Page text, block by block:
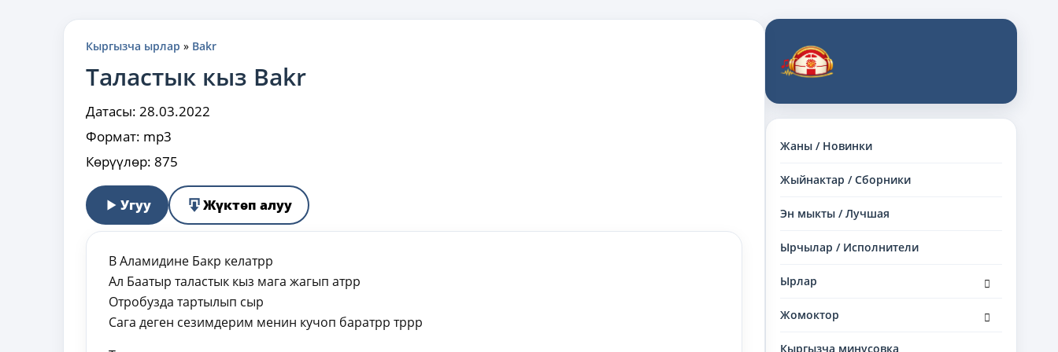
Жаны / Новинки
Жыйнактар / Сборники
Эн мыкты / Лучшая
Ырчылар / Исполнители
Ырлар
дочернее
Жомоктор
дочернее
Кыргызча минусовка
Кыргызча ырлар » Bakr
Таластык кыз Bakr
Датасы: 28.03.2022
Формат: mp3
Көрүүлөр: 875
Угуу Жүктөп алуу
В Аламидине Бакр келатрр
Ал Баатыр таластык кыз мага жагып атрр
Отробузда тартылып сыр
Сага деген сезимдерим менин кучоп баратрр тррр